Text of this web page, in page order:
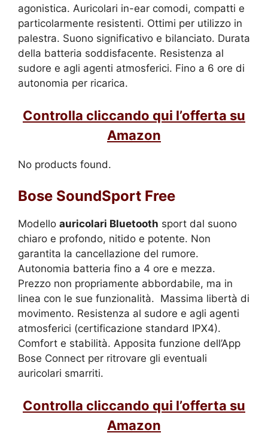
agonistica. Auricolari in-ear comodi, compatti e
particolarmente resistenti. Ottimi per utilizzo in
palestra. Suono significativo e bilanciato. Durata
della batteria soddisfacente. Resistenza al
sudore e agli agenti atmosferici. Fino a 6 ore di
autonomia per ricarica.
Controlla cliccando qui l’offerta su
Amazon
No products found.
Bose SoundSport Free
Modello auricolari Bluetooth sport dal suono
chiaro e profondo, nitido e potente. Non
garantita la cancellazione del rumore.
Autonomia batteria fino a 4 ore e mezza.
Prezzo non propriamente abbordabile, ma in
linea con le sue funzionalità. Massima libertà di
movimento. Resistenza al sudore e agli agenti
atmosferici (certificazione standard IPX4).
Comfort e stabilità. Apposita funzione dell’App
Bose Connect per ritrovare gli eventuali
auricolari smarriti.
Controlla cliccando qui l’offerta su
Amazon